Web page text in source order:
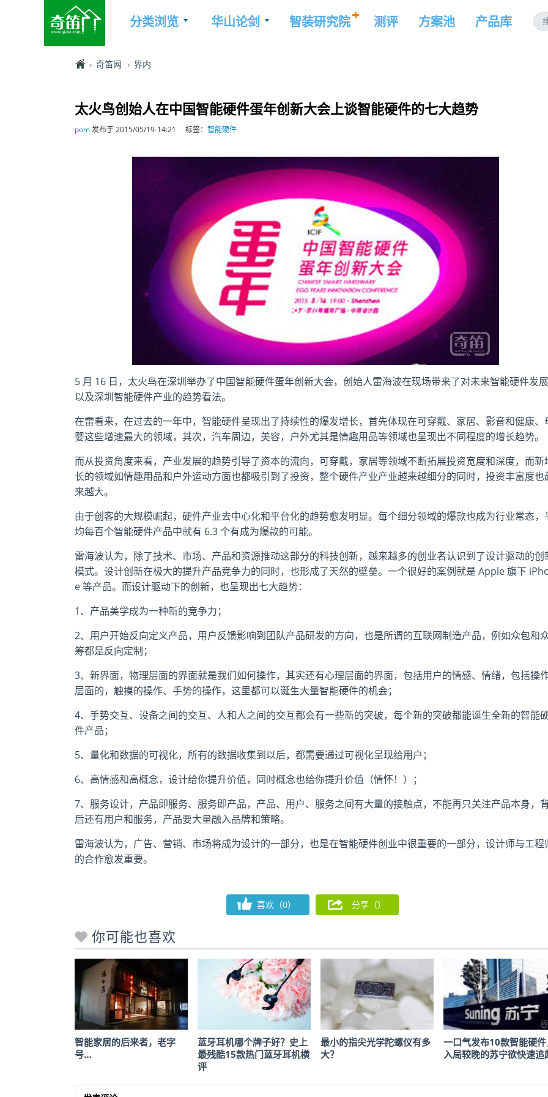
分类浏览 华山论剑 智装研究院 测评 方案池 产品库
奇笛网 界内
太火鸟创始人在中国智能硬件蛋年创新大会上谈智能硬件的七大趋势
pom发布于 2015/05/19-14:21 标签： 智能硬件
5 月 16 日，太火鸟在深圳举办了中国智能硬件蛋年创新大会，创始人雷海波在现场带来了对未来智能硬件发展
以及深圳智能硬件产业的趋势看法。
在雷看来，在过去的一年中，智能硬件呈现出了持续性的爆发增长，首先体现在可穿戴、家居、影音和健康、
婴这些增速最大的领域，其次，汽车周边，美容，户外尤其是情趣用品等领域也呈现出不同程度的增长趋势。
而从投资角度来看，产业发展的趋势引导了资本的流向，可穿戴，家居等领域不断拓展投资宽度和深度，而新
长的领域如情趣用品和户外运动方面也都吸引到了投资，整个硬件产业产业越来越细分的同时，投资丰富度也
来越大。
由于创客的大规模崛起，硬件产业去中心化和平台化的趋势愈发明显。每个细分领域的爆款也成为行业常态，
均每百个智能硬件产品中就有 6.3 个有成为爆款的可能。
雷海波认为，除了技术、市场、产品和资源推动这部分的科技创新，越来越多的创业者认识到了设计驱动的创
模式。设计创新在极大的提升产品竞争力的同时，也形成了天然的壁垒。一个很好的案例就是 Apple 旗下
e 等产品。而设计驱动下的创新，也呈现出七大趋势：
1、产品美学成为一种新的竞争力；
2、用户开始反向定义产品，用户反馈影响到团队产品研发的方向，也是所谓的互联网制造产品，例如众包和
筹都是反向定制；
3、新界面，物理层面的界面就是我们如何操作，其实还有心理层面的界面，包括用户的情感、情绪，包括操
层面的，触摸的操作、手势的操作，这里都可以诞生大量智能硬件的机会；
4、手势交互、设备之间的交互、人和人之间的交互都会有一些新的突破，每个新的突破都能诞生全新的智能
件产品；
5、量化和数据的可视化，所有的数据收集到以后，都需要通过可视化呈现给用户；
6、高情感和高概念，设计给你提升价值，同时概念也给你提升价值（情怀！）；
7、服务设计，产品即服务、服务即产品，产品、用户、服务之间有大量的接触点，不能再只关注产品本身，
后还有用户和服务，产品要大量融入品牌和策略。
雷海波认为，广告、营销、市场将成为设计的一部分，也是在智能硬件创业中很重要的一部分，设计师与工程
的合作愈发重要。
喜欢（0） 分享（）
你可能也喜欢
智能家居的后来者，老字
号…
蓝牙耳机哪个牌子好？史上
最残酷15款热门蓝牙耳机横
评
最小的指尖光学陀螺仪有多
大？
一口气发布10款智能硬件
入局较晚的苏宁欲快速追